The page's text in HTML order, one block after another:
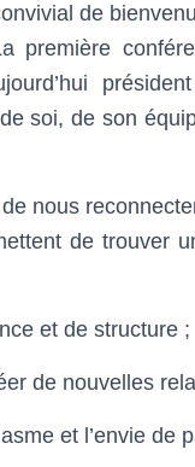
de
soi, de son
nous
de trouver
et de structure ;
de nouvelles
et l’envie de